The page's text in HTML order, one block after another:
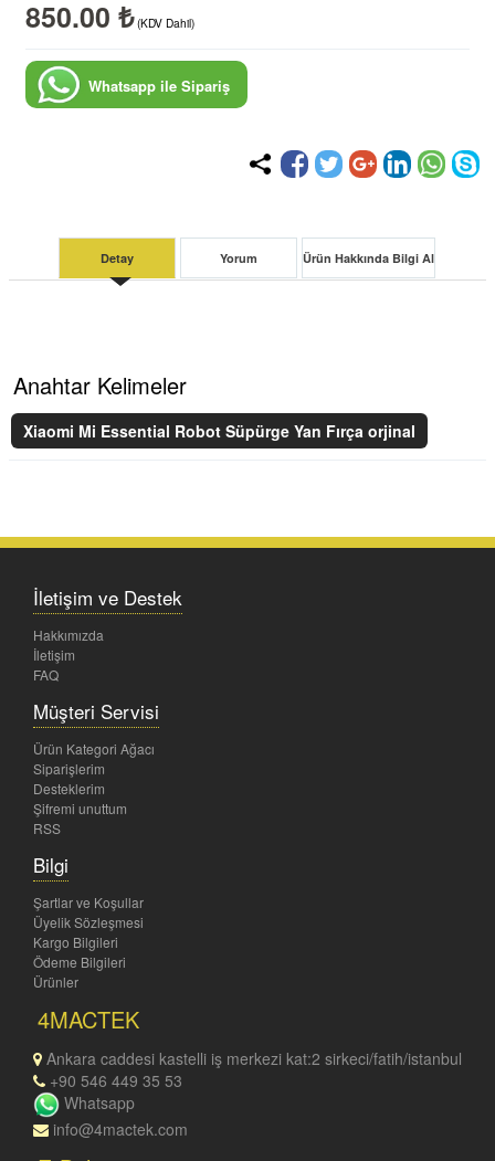
850.00 ₺ (KDV Dahil)
Whatsapp ile Sipariş
Detay Yorum Ürün Hakkında Bilgi Al
Anahtar Kelimeler
Xiaomi Mi Essential Robot Süpürge Yan Fırça orjinal
İletişim ve Destek
Hakkımızda
İletişim
FAQ
Müşteri Servisi
Ürün Kategori Ağacı
Siparişlerim
Desteklerim
Şifremi unuttum
RSS
Bilgi
Şartlar ve Koşullar
Üyelik Sözleşmesi
Kargo Bilgileri
Ödeme Bilgileri
Ürünler
4MACTEK
Ankara caddesi kastelli iş merkezi kat:2 sirkeci/fatih/istanbul
+90 546 449 35 53
Whatsapp
info@4mactek.com